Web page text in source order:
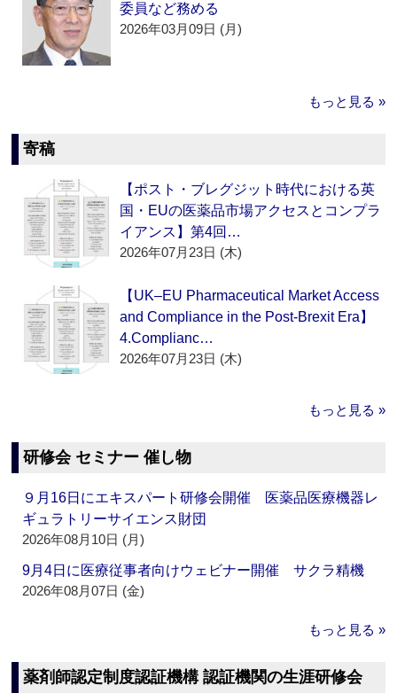
委員など務める
2026年03月09日 (月)
もっと見る »
寄稿
【ポスト・ブレグジット時代における英
国・EUの医薬品市場アクセスとコンプラ
イアンス】第4回…
2026年07月23日 (木)
【UK–EU Pharmaceutical Market Access
and Compliance in the Post-Brexit Era】
4.Complianc…
2026年07月23日 (木)
もっと見る »
研修会 セミナー 催し物
９月16日にエキスパート研修会開催 医薬品医療機器レ
ギュラトリーサイエンス財団
2026年08月10日 (月)
9月4日に医療従事者向けウェビナー開催 サクラ精機
2026年08月07日 (金)
もっと見る »
薬剤師認定制度認証機構 認証機関の生涯研修会